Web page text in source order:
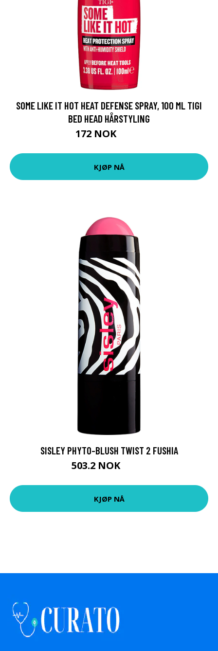
SOME LIKE IT HOT HEAT DEFENSE SPRAY, 100 ML TIGI
BED HEAD HÅRSTYLING
172 NOK
KJØP NÅ
SISLEY PHYTO-BLUSH TWIST 2 FUSHIA
503.2 NOK
KJØP NÅ